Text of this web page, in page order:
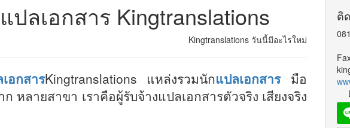
ปลเอกสาร Kingtranslations
Kingtranslations วันนี้มีอะไรใหม่: อย่าลืมไป LIKE
อกสารKingtranslations แหล่งรวมนักแปลเอกสารมือ
หลายสาขา เราคือผู้รับจ้างแปลเอกสารตัวจริง เสียงจริง
ติ